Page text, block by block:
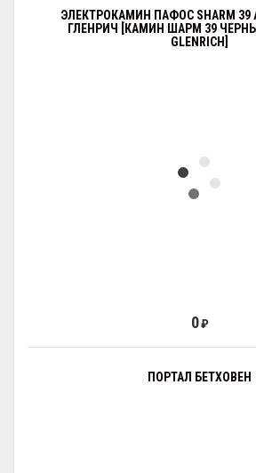
ЭЛЕКТРОКАМИН ПАФОС SHARM
ГЛЕНРИЧ [КАМИН ШАРМ 39
GLENRICH]
0₽
ПОРТАЛ БЕТХОВЕН